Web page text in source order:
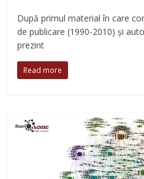
După primul material în care
de publicare (1990-2010) și
prezint
Read more